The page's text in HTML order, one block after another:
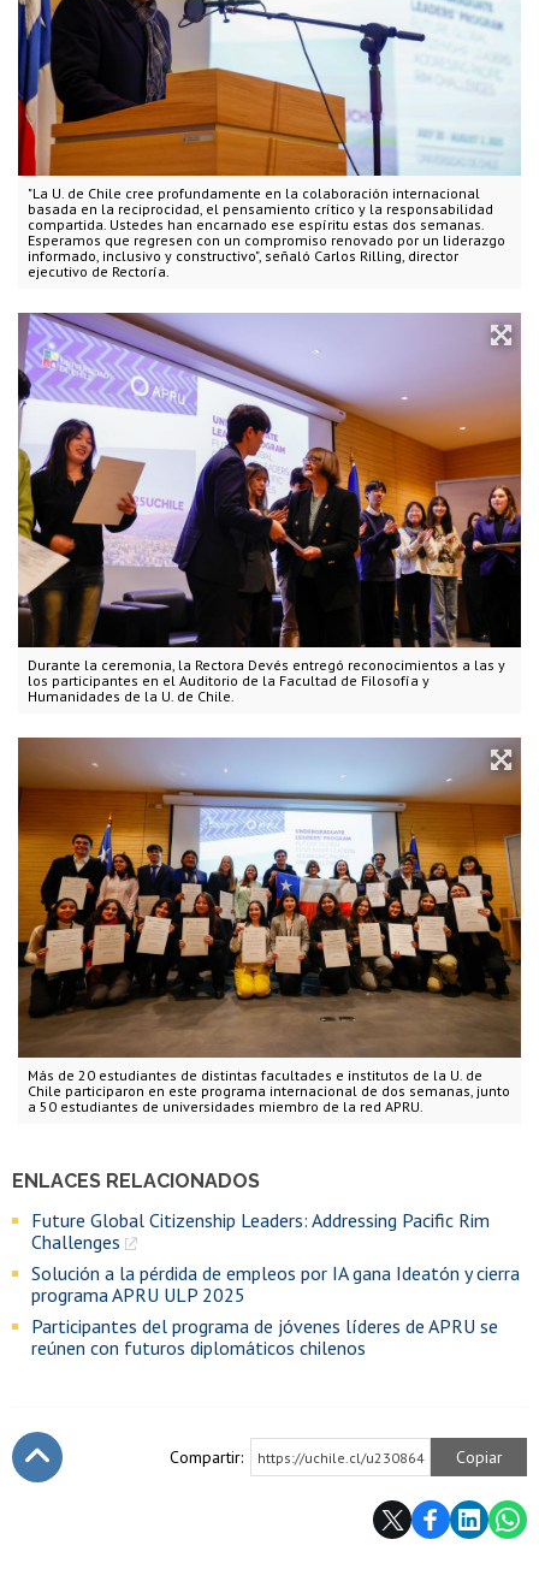
"La U. de Chile cree profundamente en la colaboración internacional
basada en la reciprocidad, el pensamiento crítico y la responsabilidad
compartida. Ustedes han encarnado ese espíritu estas dos semanas.
Esperamos que regresen con un compromiso renovado por un liderazgo
informado, inclusivo y constructivo", señaló Carlos Rilling, director
ejecutivo de Rectoría.
Durante la ceremonia, la Rectora Devés entregó reconocimientos a las y
los participantes en el Auditorio de la Facultad de Filosofía y
Humanidades de la U. de Chile.
Más de 20 estudiantes de distintas facultades e institutos de la U. de
Chile participaron en este programa internacional de dos semanas, junto
a 50 estudiantes de universidades miembro de la red APRU.
ENLACES RELACIONADOS
Future Global Citizenship Leaders: Addressing Pacific Rim
Challenges
Solución a la pérdida de empleos por IA gana Ideatón y cierra
programa APRU ULP 2025
Participantes del programa de jóvenes líderes de APRU se
reúnen con futuros diplomáticos chilenos
Compartir: https://uchile.cl/u230864 Copiar